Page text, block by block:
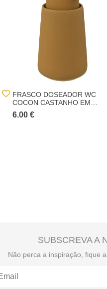
FRASCO DOSEADOR WC
COCON CASTANHO EM
CERÂMICA
6.00 €
SUBSCREVA A
Não perca a inspiração, fique